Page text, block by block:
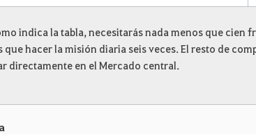
indica la tabla, necesitarás nada menos que
que hacer la misión diaria seis veces. El resto de
directamente en el Mercado central.